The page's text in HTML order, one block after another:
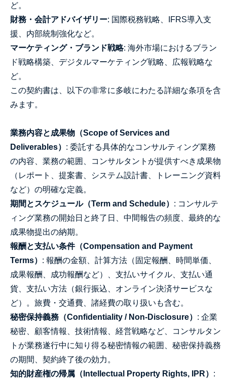
ど。
財務・会計アドバイザリー: 国際税務戦略、IFRS導入支
援、内部統制強化など。
マーケティング・ブランド戦略: 海外市場におけるブラン
ド戦略構築、デジタルマーケティング戦略、広報戦略な
ど。
この契約書は、以下の非常に多岐にわたる詳細な条項を含
みます。
業務内容と成果物（Scope of Services and
Deliverables） : 委託する具体的なコンサルティング業務
の内容、業務の範囲、コンサルタントが提供すべき成果物
（レポート、提案書、システム設計書、トレーニング資料
など）の明確な定義。
期間とスケジュール（Term and Schedule） : コンサルテ
ィング業務の開始日と終了日、中間報告の頻度、最終的な
成果物提出の納期。
報酬と支払い条件（Compensation and Payment
Terms） : 報酬の金額、計算方法（固定報酬、時間単価、
成果報酬、成功報酬など）、支払いサイクル、支払い通
貨、支払い方法（銀行振込、オンライン決済サービスな
ど）。旅費・交通費、諸経費の取り扱いも含む。
秘密保持義務（Confidentiality / Non-Disclosure） : 企業
秘密、顧客情報、技術情報、経営戦略など、コンサルタン
トが業務遂行中に知り得る秘密情報の範囲、秘密保持義務
の期間、契約終了後の効力。
知的財産権の帰属（Intellectual Property Rights, IPR） :